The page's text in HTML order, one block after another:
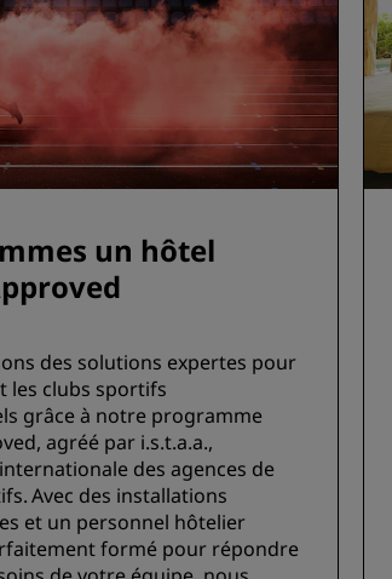
un hôtel
des solutions expertes pour
les clubs sportifs
grâce à notre programme
agréé par i.s.t.a.a.,
des agences de
Avec des installations
et un personnel hôtelier
formé pour répondre